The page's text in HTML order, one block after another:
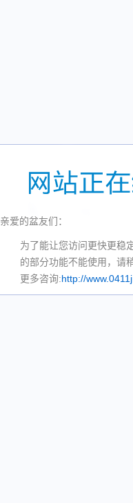
亲爱的盆友们：
为了能让您访问更快更稳
的部分功能不能使用，请
更多咨询:http://